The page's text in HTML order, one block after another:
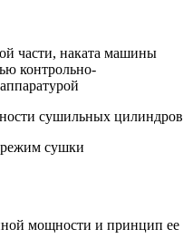
части, наката машины
контрольно-
сушильных цилиндров
режим сушки
мощности и принцип ее